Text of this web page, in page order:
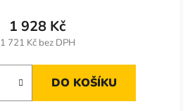
1 721 Kč bez DPH
1 928 Kč
DO KOŠÍKU